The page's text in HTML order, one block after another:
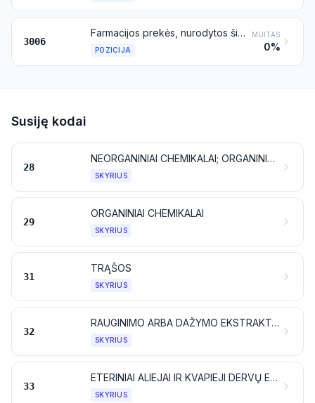
3006
Farmacijos prekės, nurodytos šio skirsnio 4 pastaboje
POZICIJA
MUITAS
0%
Susiję kodai
28
NEORGANINIAI CHEMIKALAI; ORGANINIAI ARBA NEORGANINIAI TAURIŲJŲ METALŲ, RETŲJŲ ŽEMIŲ METALŲ, RADIOAKTYVIŲJŲ ELEMENTŲ ARBA IZOTOPŲ JUNGINIAI
SKYRIUS
29
ORGANINIAI CHEMIKALAI
SKYRIUS
31
TRĄŠOS
SKYRIUS
32
RAUGINIMO ARBA DAŽYMO EKSTRAKTAI; TANINAI IR JŲ DARINIAI; DAŽIKLIAI, PIGMENTAI IR KITOS DAŽIOSIOS MEDŽIAGOS; DAŽAI IR LAKAI; GLAISTAI IR KITOS MASTIKOS; RAŠALAI
SKYRIUS
33
ETERINIAI ALIEJAI IR KVAPIEJI DERVŲ EKSTRAKTAI (REZINOIDAI); PARFUMERIJOS, KOSMETIKOS IR TUALETINĖS PRIEMONĖS
SKYRIUS